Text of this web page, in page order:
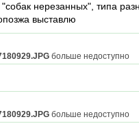
нерезанных", типа
выставлю
больше недоступно
больше недоступно